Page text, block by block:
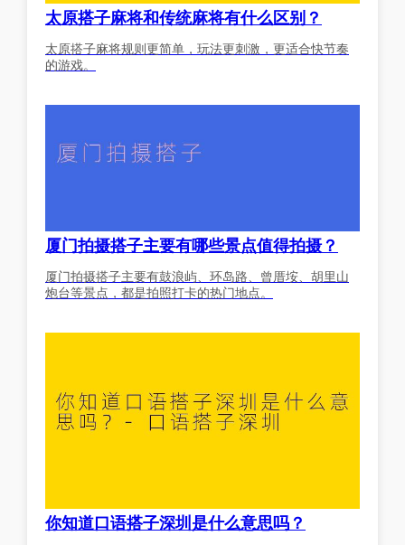
太原搭子麻将和传统麻将有什么区别？
太原搭子麻将规则更简单，玩法更刺激，更适合快节奏
的游戏。
厦门拍摄搭子主要有哪些景点值得拍摄？
厦门拍摄搭子主要有鼓浪屿、环岛路、曾厝垵、胡里山
炮台等景点，都是拍照打卡的热门地点。
你知道口语搭子深圳是什么意思吗？